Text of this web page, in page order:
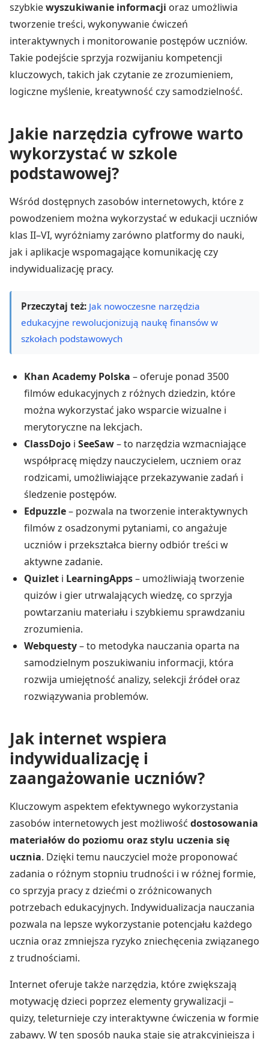
szybkiewyszukiwanie informacji oraz umożliwia
tworzenie treści, wykonywanie ćwiczeń
interaktywnych i monitorowanie postępów uczniów.
Takie podejście sprzyja rozwijaniu kompetencji
kluczowych, takich jak czytanie ze zrozumieniem,
logiczne myślenie, kreatywność czy samodzielność.
Jakie narzędzia cyfrowe warto
wykorzystać w szkole
podstawowej?
Wśród dostępnych zasobów internetowych, które z
powodzeniem można wykorzystać w edukacji uczniów
klas II–VI, wyróżniamy zarówno platformy do nauki,
jak i aplikacje wspomagające komunikację czy
indywidualizację pracy.
Przeczytaj też: Jak nowoczesne narzędzia
edukacyjne rewolucjonizują naukę finansów w
szkołach podstawowych
Khan Academy Polska – oferuje ponad 3500
filmów edukacyjnych z różnych dziedzin, które
można wykorzystać jako wsparcie wizualne i
merytoryczne na lekcjach.
ClassDojo i SeeSaw– to narzędzia wzmacniające
współpracę między nauczycielem, uczniem oraz
rodzicami, umożliwiające przekazywanie zadań i
śledzenie postępów.
Edpuzzle– pozwala na tworzenie interaktywnych
filmów z osadzonymi pytaniami, co angażuje
uczniów i przekształca bierny odbiór treści w
aktywne zadanie.
Quizlet i LearningApps– umożliwiają tworzenie
quizów i gier utrwalających wiedzę, co sprzyja
powtarzaniu materiału i szybkiemu sprawdzaniu
zrozumienia.
Webquesty– to metodyka nauczania oparta na
samodzielnym poszukiwaniu informacji, która
rozwija umiejętność analizy, selekcji źródeł oraz
rozwiązywania problemów.
Jak internet wspiera
indywidualizację i
zaangażowanie uczniów?
Kluczowym aspektem efektywnego wykorzystania
zasobów internetowych jest możliwość dostosowania
materiałów do poziomu oraz stylu uczenia się
ucznia. Dzięki temu nauczyciel może proponować
zadania o różnym stopniu trudności i w różnej formie,
co sprzyja pracy z dziećmi o zróżnicowanych
potrzebach edukacyjnych. Indywidualizacja nauczania
pozwala na lepsze wykorzystanie potencjału każdego
ucznia oraz zmniejsza ryzyko zniechęcenia związanego
z trudnościami.
Internet oferuje także narzędzia, które zwiększają
motywację dzieci poprzez elementy grywalizacji –
quizy, teleturnieje czy interaktywne ćwiczenia w formie
zabawy. W ten sposób nauka staje się atrakcyjniejsza i